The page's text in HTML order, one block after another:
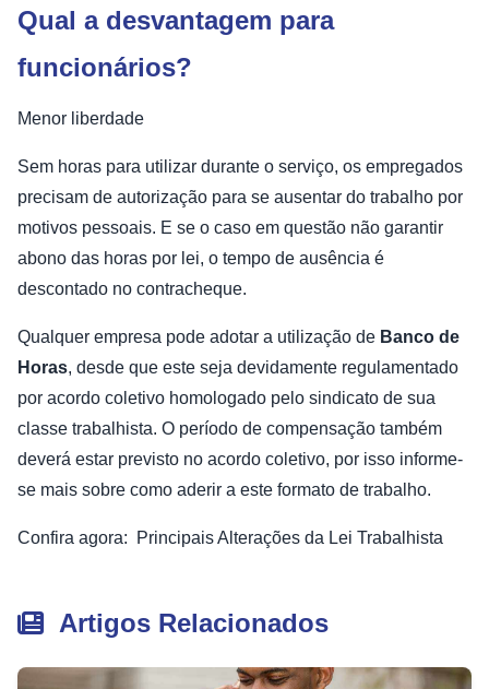
Qual a desvantagem para
funcionários?
Menor liberdade
Sem horas para utilizar durante o serviço, os empregados
precisam de autorização para se ausentar do trabalho por
motivos pessoais. E se o caso em questão não garantir
abono das horas por lei, o tempo de ausência é
descontado no contracheque.
Qualquer empresa pode adotar a utilização de Banco de
Horas, desde que este seja devidamente regulamentado
por acordo coletivo homologado pelo sindicato de sua
classe trabalhista. O período de compensação também
deverá estar previsto no acordo coletivo, por isso informe-
se mais sobre como aderir a este formato de trabalho.
Confira agora: Principais Alterações da Lei Trabalhista
Artigos Relacionados